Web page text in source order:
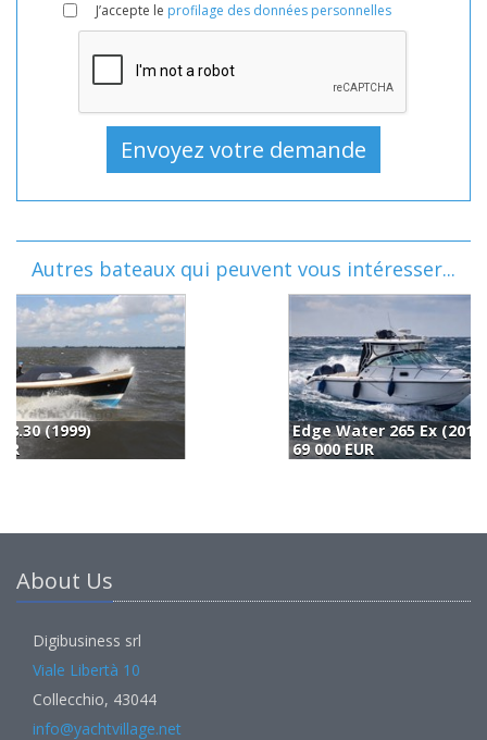
J’accepte le profilage des données personnelles
Autres bateaux qui peuvent vous intéresser...
Edge Water 265 Ex (2010)
About Us
Digibusiness srl
Viale Libertà 10
Collecchio, 43044
info@yachtvillage.net